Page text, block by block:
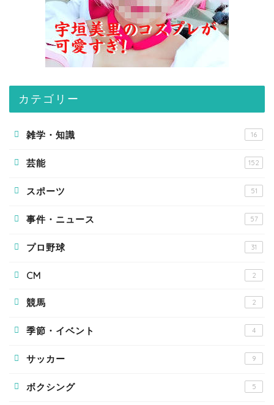
カテゴリー
雑学・知識 16
芸能 152
スポーツ 51
事件・ニュース 57
プロ野球 31
CM 2
競馬 2
季節・イベント 4
サッカー 9
ボクシング 5